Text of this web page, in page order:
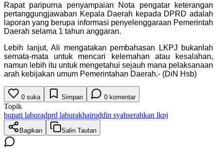
Rapat paripurna penyampaian Nota pengatar keterangan
pertanggungjawaban Kepala Daerah kepada DPRD adalah
laporan yang berupa informasi penyelenggaraan Pemerintah
Daerah selama 1 tahun anggaran.
Lebih lanjut, Ali mengatakan pembahasan LKPJ bukanlah
semata-mata untuk mencari kelemahan atau kesalahan,
namun lebih itu untuk mengetahui sejauh mana pelaksanaan
arah kebijakan umum Pemerintahan Daerah.- (DiN Hsb)
0 suka Simpan 0 komentar
Topik
bupati laburadprd laburakhairuddin syahserahkan lkpj
Bagikan Salin Tautan